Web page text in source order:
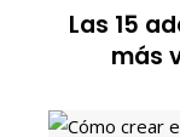
Las 15
más